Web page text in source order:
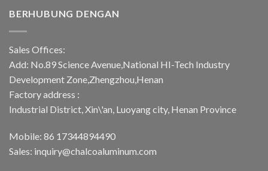
BERHUBUNG DENGAN
Sales Offices:
Add: No.89 Science Avenue,National HI-Tech Industry
Development Zone,Zhengzhou,Henan
Factory address :
Industrial District, Xin\'an, Luoyang city, Henan Province
Mobile: 86 17344894490
Sales: inquiry@chalcoaluminum.com